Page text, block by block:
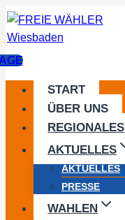
Zum
Inhalt
START
ÜBER UNS
REGIONALES
AKTUELLES
AKTUELLES
PRESSE
WAHLEN